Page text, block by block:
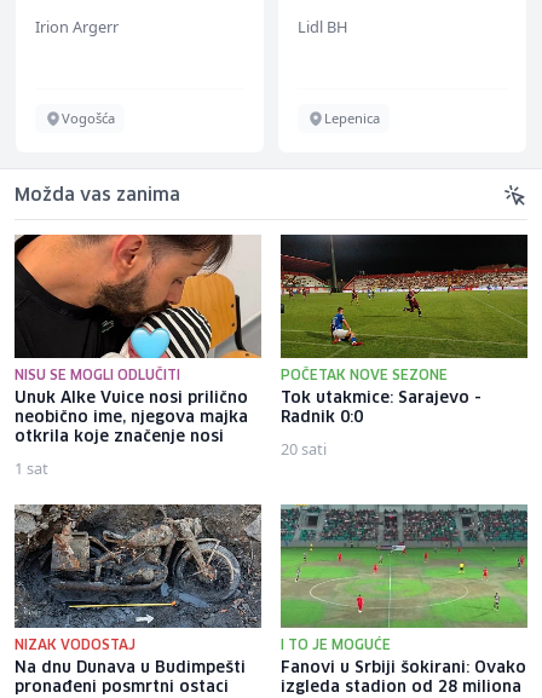
Irion Argerr
Vogošća
Lidl BH
Lepenica
Možda vas zanima
NISU SE MOGLI ODLUČITI
Unuk Alke Vuice nosi prilično
neobično ime, njegova majka
otkrila koje značenje nosi
1 sat
POČETAK NOVE SEZONE
Tok utakmice: Sarajevo -
Radnik 0:0
20 sati
NIZAK VODOSTAJ
Na dnu Dunava u Budimpešti
pronađeni posmrtni ostaci
I TO JE MOGUĆE
Fanovi u Srbiji šokirani: Ovako
izgleda stadion od 28 miliona